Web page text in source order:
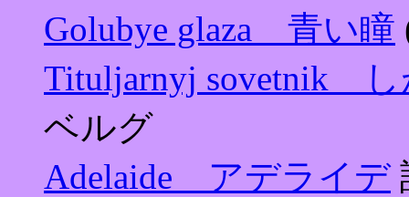
Golubye glaza 青い瞳
Tituljarnyj sovetnik し
ベルグ
Adelaide アデライデ